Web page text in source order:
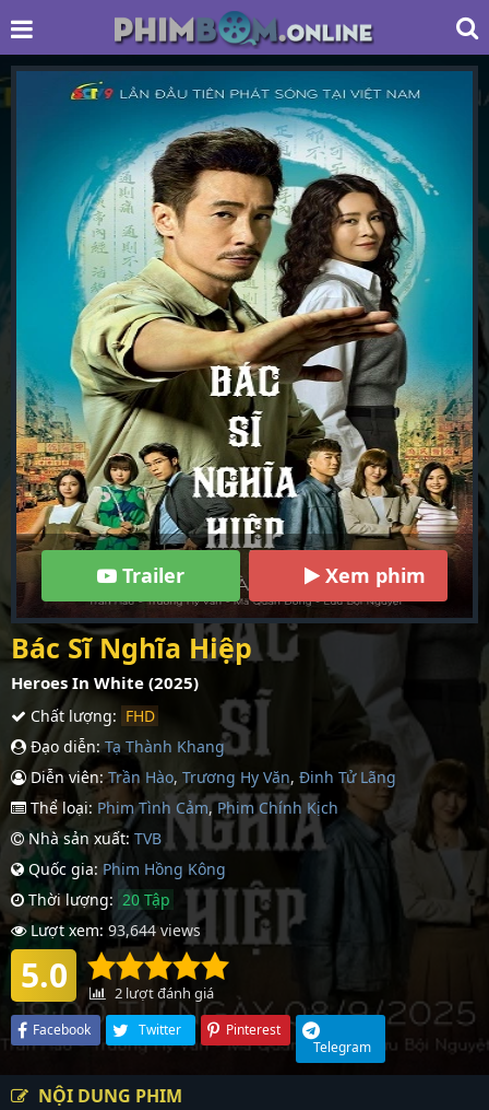
Trailer Xem phim
Bác Sĩ Nghĩa Hiệp
Heroes In White (2025)
Chất lượng: FHD
Đạo diễn: Tạ Thành Khang
Diễn viên: Trần Hào, Trương Hy Văn, Đinh Tử Lãng
Thể loại: Phim Tình Cảm,Phim Chính Kịch
Nhà sản xuất: TVB
Quốc gia: Phim Hồng Kông
Thời lượng: 20 Tập
Lượt xem: 93,644 views
5.0 2 lượt đánh giá
Facebook Twitter
Pinterest
Telegram
NỘI DUNG PHIM